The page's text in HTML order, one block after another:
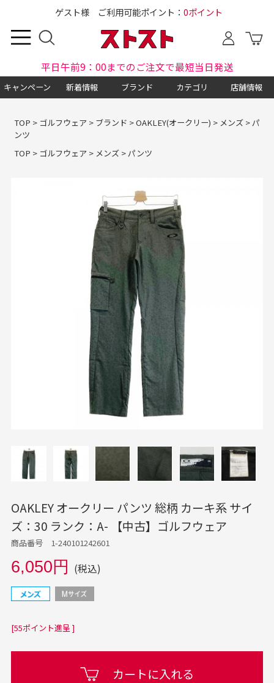
ゲスト様 ご利用可能ポイント： 0ポイント
平日午前9：00までのご注文で最短当日発送
キャンペーン 新着情報 ブランド カテゴリ 店舗情報
TOP > ゴルフウェア > ブランド >OAKLEY(オークリー) > メンズ>パ
ンツ
TOP > ゴルフウェア > メンズ>パンツ
OAKLEY オークリー パンツ 総柄 カーキ系 サイ
ズ：30 ランク：A- 【中古】ゴルフウェア
商品番号 1-240101242601
6,050円 (税込)
[55ポイント進呈 ]
カートに入れる